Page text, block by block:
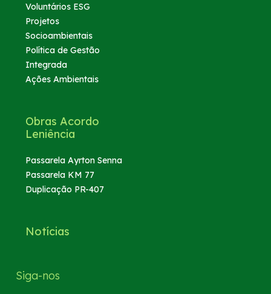
Voluntários ESG
Projetos
Socioambientais
Política de Gestão
Integrada
Ações Ambientais
Obras Acordo
Leniência
Passarela Ayrton Senna
Passarela KM 77
Duplicação PR-407
Notícias
Siga-nos